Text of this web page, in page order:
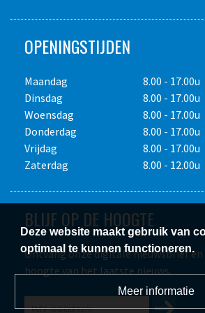
Omschrijving
Stroomsterkte
Kabellengte
ca. 0.5 meter
Aderdikte
3 x 2.5 mm2
Spatwaterdicht
Stekker
16A/3p/CEE
32A/3p/CEE
Gewicht ca.
1 kg.
Precieze uitvoering en afmeting
OPENINGSTIJDEN
Maandag
Dinsdag
Woensdag
Donderdag
Vrijdag
Zaterdag
8.00 - 17.00u
8.00 - 17.00u
8.00 - 17.00u
8.00 - 17.00u
8.00 - 17.00u
8.00 - 12.00u
BLIJF OP DE HOOGTE
Ontvang onze digitale nieuwsbrief
hoogte van het laatste nieuws.
Deze website maakt gebruik van
optimaal te kunnen functioneren.
Meer informatie